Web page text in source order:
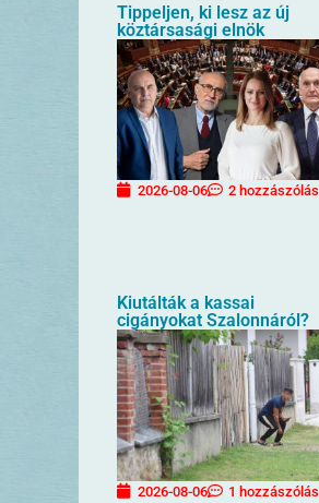
Tippeljen, ki lesz az új
köztársasági elnök
2026-08-06 2 hozzászólás
Kiutálták a kassai
cigányokat Szalonnáról?
2026-08-06 1 hozzászólás